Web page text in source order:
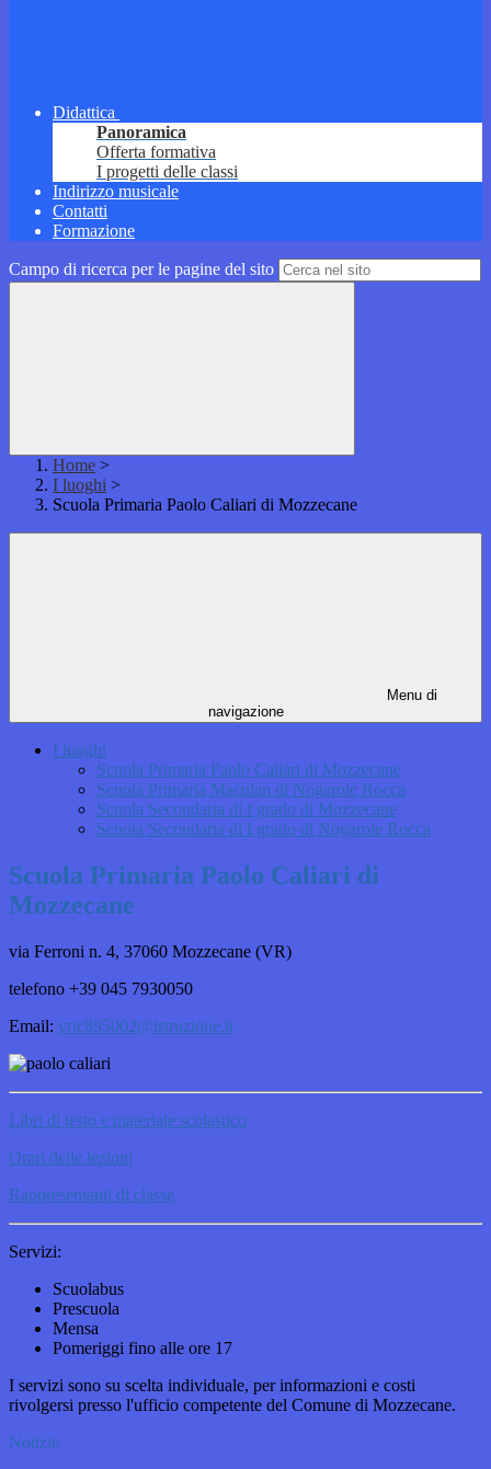
Didattica
Panoramica
Offerta formativa
I progetti delle classi
Indirizzo musicale
Contatti
Formazione
Campo di ricerca per le pagine del sito
Home >
I luoghi >
Scuola Primaria Paolo Caliari di Mozzecane
Menu di
navigazione
I luoghi
Scuola Primaria Paolo Caliari di Mozzecane
Scuola Primaria Maculan di Nogarole Rocca
Scuola Secondaria di I grado di Mozzecane
Scuola Secondaria di I grado di Nogarole Rocca
Scuola Primaria Paolo Caliari di
Mozzecane
via Ferroni n. 4, 37060 Mozzecane (VR)
telefono +39 045 7930050
Email: vric895002@istruzione.it
Libri di testo e materiale scolastico
Orari delle lezioni
Rappresentanti di classe
Servizi:
Scuolabus
Prescuola
Mensa
Pomeriggi fino alle ore 17
I servizi sono su scelta individuale, per informazioni e costi
rivolgersi presso l'ufficio competente del Comune di Mozzecane.
Notizie